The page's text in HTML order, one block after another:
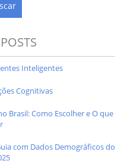
Inteligentes
Cognitivas
Brasil: Como Escolher e O que
com Dados Demográficos do